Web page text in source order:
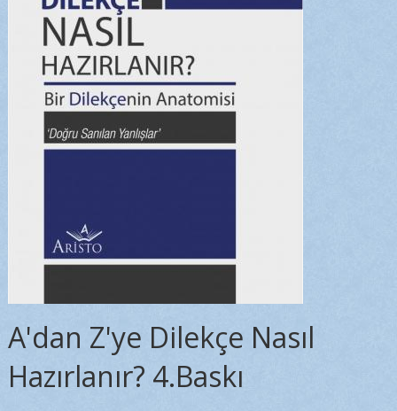
A'dan Z'ye Dilekçe Nasıl
Hazırlanır? 4.Baskı